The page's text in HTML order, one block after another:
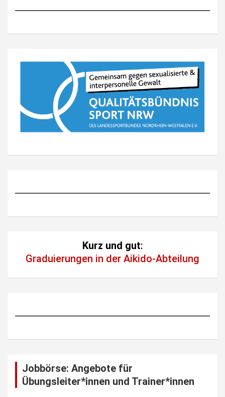
Kurz und gut:
Graduierungen in der Aikido-Abteilung
Jobbörse: Angebote für
Übungsleiter*innen und Trainer*innen